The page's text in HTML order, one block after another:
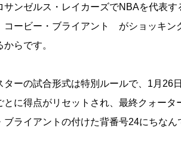
サンゼルス・レイカーズでNBAを代表
ービー・ブライアント がショッキン
らです。
ターの試合形式は特別ルールで、1月26
とに得点がリセットされ、最終クォー
ブライアントの付けた背番号24にちな